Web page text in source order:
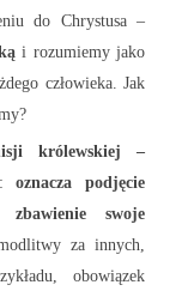
do Chrystusa –
i rozumiemy jako
człowieka. Jak
królewskiej –
oznacza podjęcie
swoje
za innych,
obowiązek